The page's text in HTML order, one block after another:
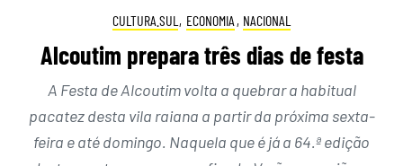
CULTURA.SUL , ECONOMIA , NACIONAL
Alcoutim prepara três dias de festa
A Festa de Alcoutim volta a quebrar a habitual
pacatez desta vila raiana a partir da próxima sexta-
feira e até domingo. Naquela que é já a 64.ª edição